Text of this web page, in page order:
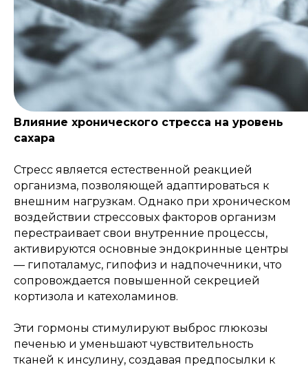
Влияние хронического стресса на уровень
сахара
Стресс является естественной реакцией
организма, позволяющей адаптироваться к
внешним нагрузкам. Однако при хроническом
воздействии стрессовых факторов организм
перестраивает свои внутренние процессы,
активируются основные эндокринные центры
— гипоталамус, гипофиз и надпочечники, что
сопровождается повышенной секрецией
кортизола и катехоламинов.
Эти гормоны стимулируют выброс глюкозы
печенью и уменьшают чувствительность
тканей к инсулину, создавая предпосылки к